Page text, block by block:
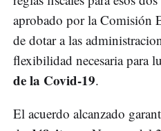
aprobado por la Comisión
de dotar a las
flexibilidad necesaria para
de la Covid-19.
El acuerdo alcanzado